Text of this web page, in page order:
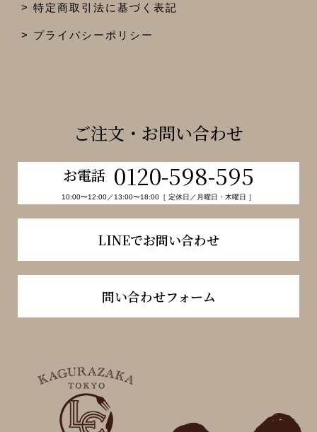
特定商取引法に基づく表記
プライバシーポリシー
ご注文・お問い合わせ
お電話 0120-598-595
10:00〜12:00／13:00〜18:00［ 定休日／月曜日・木曜日 ］
LINEでお問い合わせ
問い合わせフォーム